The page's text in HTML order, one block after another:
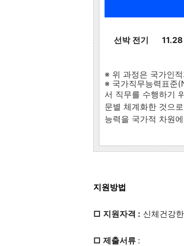
선박 전기
※ 위 과정은 국가인
※ 국가직무능력표준
서 직무를 수행하기
문별 체계화한 것으
능력을 국가적 차원
지원방법
□ 지원자격 : 신체건강
□ 제출서류 :